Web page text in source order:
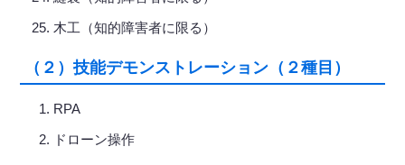
木工（知的障害者に限る）
（２）技能デモンストレーション（２種目）
RPA
ドローン操作